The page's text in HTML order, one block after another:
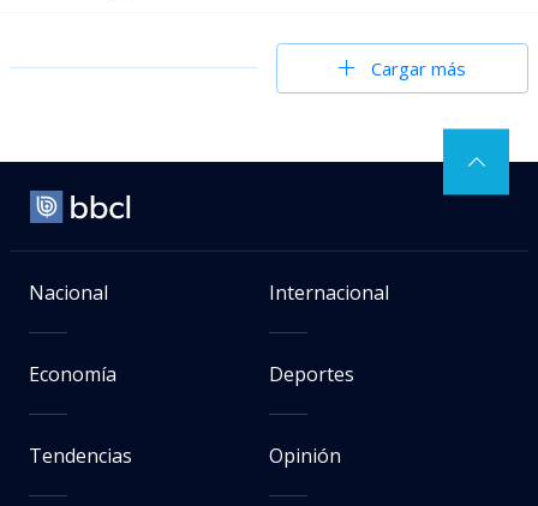
Cargar más
Nacional Internacional
Economía Deportes
Tendencias Opinión